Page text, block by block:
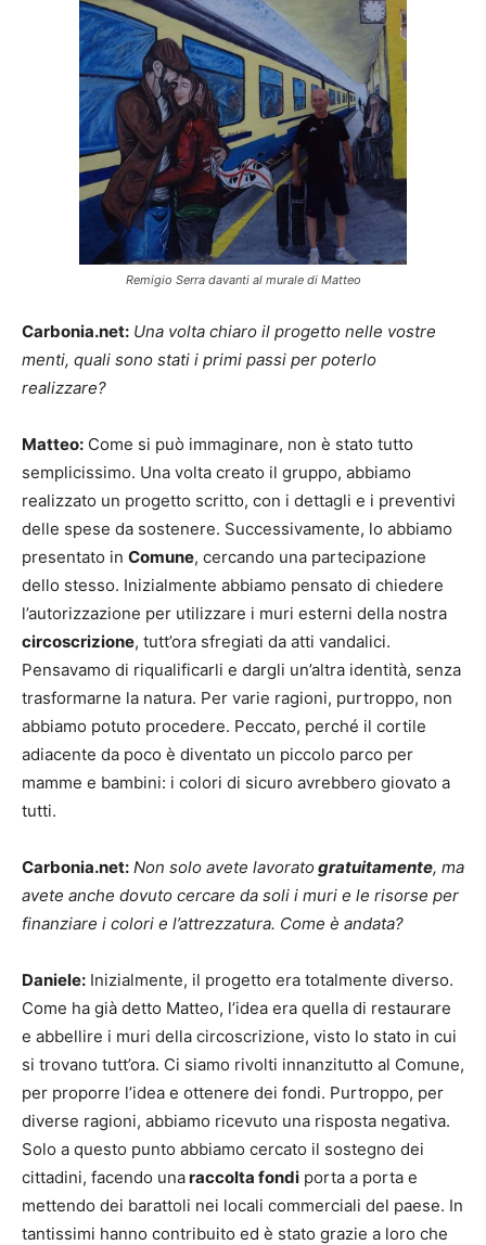
Remigio Serra davanti al murale di Matteo
Carbonia.net: Una volta chiaro il progetto nelle vostre
menti, quali sono stati i primi passi per poterlo
realizzare?
Matteo: Come si può immaginare, non è stato tutto
semplicissimo. Una volta creato il gruppo, abbiamo
realizzato un progetto scritto, con i dettagli e i preventivi
delle spese da sostenere. Successivamente, lo abbiamo
presentato in Comune, cercando una partecipazione
dello stesso. Inizialmente abbiamo pensato di chiedere
l’autorizzazione per utilizzare i muri esterni della nostra
circoscrizione, tutt’ora sfregiati da atti vandalici.
Pensavamo di riqualificarli e dargli un’altra identità, senza
trasformarne la natura. Per varie ragioni, purtroppo, non
abbiamo potuto procedere. Peccato, perché il cortile
adiacente da poco è diventato un piccolo parco per
mamme e bambini: i colori di sicuro avrebbero giovato a
tutti.
Carbonia.net: Non solo avete lavoratogratuitamente, ma
avete anche dovuto cercare da soli i muri e le risorse per
finanziare i colori e l’attrezzatura. Come è andata?
Daniele: Inizialmente, il progetto era totalmente diverso.
Come ha già detto Matteo, l’idea era quella di restaurare
e abbellire i muri della circoscrizione, visto lo stato in cui
si trovano tutt’ora. Ci siamo rivolti innanzitutto al Comune,
per proporre l’idea e ottenere dei fondi. Purtroppo, per
diverse ragioni, abbiamo ricevuto una risposta negativa.
Solo a questo punto abbiamo cercato il sostegno dei
cittadini, facendo unaraccolta fondi porta a porta e
mettendo dei barattoli nei locali commerciali del paese. In
tantissimi hanno contribuito ed è stato grazie a loro che